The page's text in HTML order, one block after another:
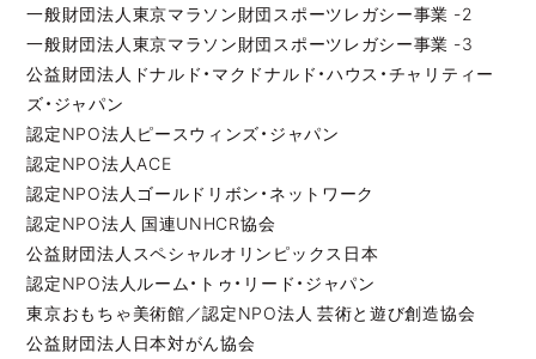
一般財団法人東京マラソン財団スポーツレガシー事業 -2
一般財団法人東京マラソン財団スポーツレガシー事業 -3
公益財団法人ドナルド・マクドナルド・ハウス・チャリティー
ズ・ジャパン
認定NPO法人ピースウィンズ・ジャパン
認定NPO法人ACE
認定NPO法人ゴールドリボン・ネットワーク
認定NPO法人 国連UNHCR協会
公益財団法人スペシャルオリンピックス日本
認定NPO法人ルーム・トゥ・リード・ジャパン
東京おもちゃ美術館／認定NPO法人 芸術と遊び創造協会
公益財団法人日本対がん協会